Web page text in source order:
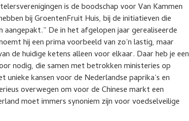
is de boodschap voor Van Kammen
bij GroentenFruit Huis, bij de initiatieven die
De in het afgelopen jaar gerealiseerde
hij een prima voorbeeld van zo’n lastig, maar
de huidige ketens alleen voor elkaar. Daar heb je een
nodig, die samen met betrokken ministeries op
kansen voor de Nederlandse paprika’s en
overwegen om voor de Chinese markt een
moet immers synoniem zijn voor voedselveilige